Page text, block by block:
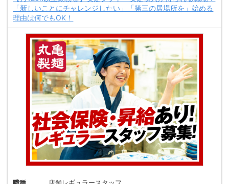
「新しいことにチャレンジしたい」「第三の居場所を」始める
理由は何でもOK！